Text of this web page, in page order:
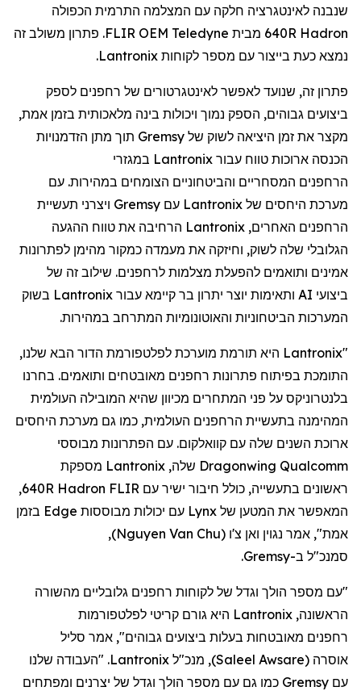
שנבנה לאינטגרציה חלקה עם המצלמה התרמית הכפולה
Hadron
Teledyne
FLIR OEM. פתרון משולב זה
נמצא כעת בייצור עם מספר לקוחות Lantronix
.
פתרון זה, שנועד לאפשר לאינטגרטורים של רחפנים לספק
ביצועים גבוהים, הספק נמוך ויכולות בינה מלאכותית בזמן אמת,
מקצר את זמן היציאה לשוק של Gremsy תוך מתן הזדמנויות
הכנסה ארוכות טווח עבור Lantronix במגזרי
הרחפנים המסחריים והביטחוניים הצומחים במהירות. עם
מערכת היחסים של Lantronix עם Gremsy ויצרני תעשיית
הרחפנים האחרים, Lantronix הרחיבה את טווח ההגעה
הגלובלי שלה לשוק, וחיזקה את מעמדה כמקור מהימן לפתרונות
אמינים ותואמים להפעלת מצלמות לרחפנים. שילוב זה של
ביצועי AI ותאימות יוצר יתרון בר קיימא עבור
Lantronix בשוק
המערכות הביטחוניות והאוטונומיות המתרחב במהירות.
"
Lantronix היא תורמת מוערכת לפלטפורמת הדור הבא שלנו,
התומכת בפיתוח פתרונות רחפנים מאובטחים ותואמים. בחרנו
בלנטרוניקס על פני המתחרים מכיוון שהיא המובילה העולמית
המהימנה בתעשיית הרחפנים העולמית, כמו גם מערכת היחסים
ארוכת השנים שלה עם קוואלקום. עם הפתרונות מבוססי
Qualcomm
Dragonwing שלה, Lantronix מספקת
ראשונים בתעשייה, כולל חיבור ישיר עם FLIR
Hadron
640R,
המאפשר את המטען של Lynx עם יכולות מבוססות Edge בזמן
אמת", אמר נגוין ואן צ'ו (
Nguyen Van Chu
)
,
סמנכ"ל ב-Gremsy
.
"עם מספר הולך וגדל של לקוחות רחפנים גלובליים מהשורה
הראשונה, Lantronix היא גורם קריטי לפלטפורמות
רחפנים מאובטחות בעלות ביצועים גבוהים", אמר סליל
אוסרה (
Saleel Awsare
), מנכ"ל Lantronix. "העבודה שלנו
עם Gremsy כמו גם עם מספר הולך וגדל של יצרנים ומפתחים